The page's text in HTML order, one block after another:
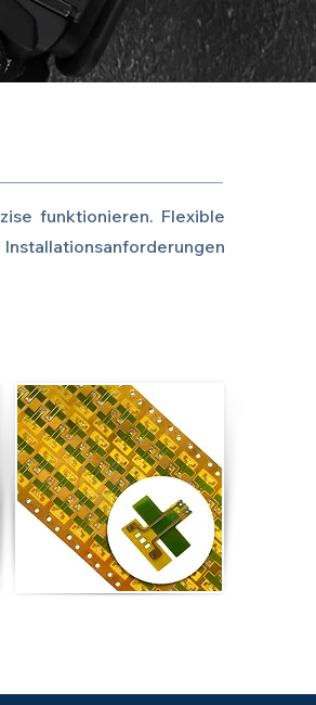
funktionieren. Flexible